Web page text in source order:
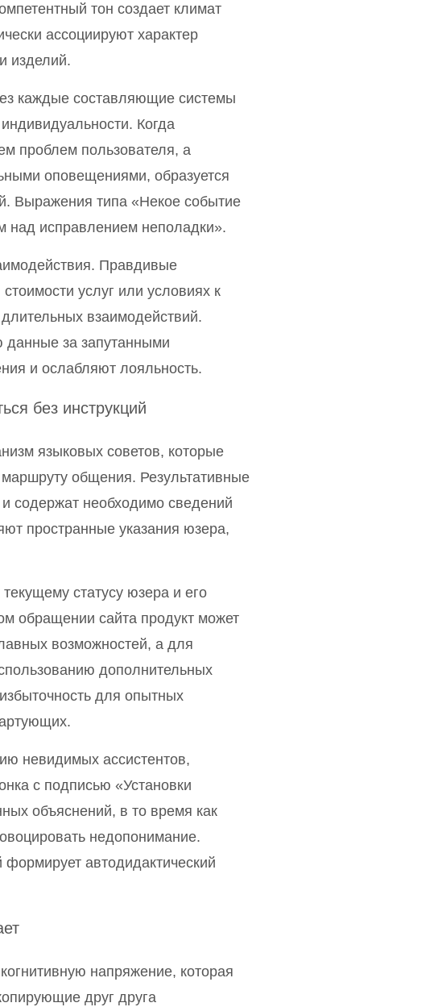
тон создает климат
ассоциируют характер
изделий.
каждые составляющие системы
Когда
проблем пользователя, а
оповещениями, образуется
Выражения типа «Некое событие
над исправлением неполадки».
Правдивые
услуг или условиях к
взаимодействий.
за запутанными
и ослабляют лояльность.
без инструкций
языковых советов, которые
общения. Результативные
содержат необходимо сведений
пространные указания юзера,
статусу юзера и его
обращении сайта продукт может
возможностей, а для
дополнительных
для опытных
невидимых ассистентов,
с подписью «Установки
объяснений, в то время как
недопонимание.
автодидактический
напряжение, которая
друг друга